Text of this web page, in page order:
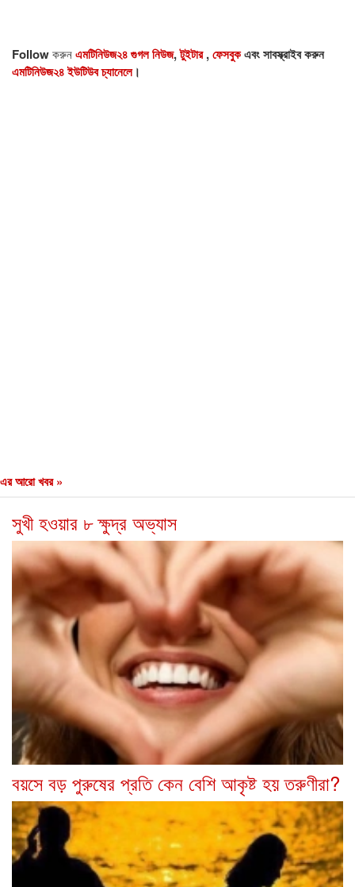
Followকরুনএমটিনিউজ২৪ গুগল নিউজ,টুইটার,ফেসবুকএবং সাবস্ক্রাইব করুন
এমটিনিউজ২৪ ইউটিউব চ্যানেলে।
এর আরো খবর »
সুখী হওয়ার ৮ ক্ষুদ্র অভ্যাস
বয়সে বড় পুরুষের প্রতি কেন বেশি আকৃষ্ট হয় তরুণীরা?